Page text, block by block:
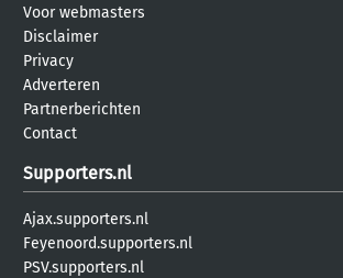
Voor webmasters
Disclaimer
Privacy
Adverteren
Partnerberichten
Contact
Supporters.nl
Ajax.supporters.nl
Feyenoord.supporters.nl
PSV.supporters.nl